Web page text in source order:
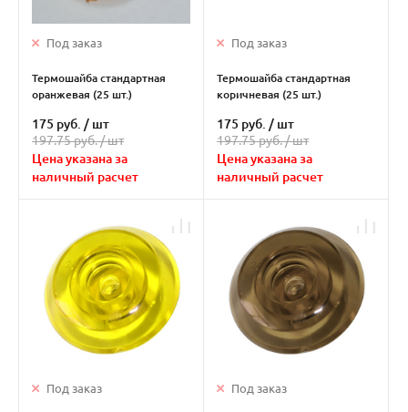
Под заказ
Термошайба стандартная
оранжевая (25 шт.)
175 руб. / шт
197.75 руб. /шт
Цена указана за
наличный расчет
Под заказ
Термошайба стандартная
коричневая (25 шт.)
175 руб. / шт
197.75 руб. /шт
Цена указана за
наличный расчет
Под заказ Под заказ